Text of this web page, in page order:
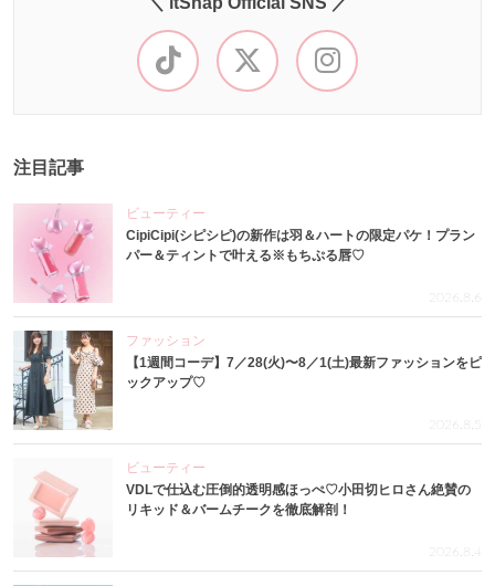
注目記事
ビューティー
CipiCipi(シピシピ)の新作は羽＆ハートの限定パケ！プラン
パー＆ティントで叶える※もちぷる唇♡
2026.8.6
ファッション
【1週間コーデ】7／28(火)〜8／1(土)最新ファッションをピ
ックアップ♡
2026.8.5
ビューティー
VDLで仕込む圧倒的透明感ほっぺ♡小田切ヒロさん絶賛の
リキッド＆バームチークを徹底解剖！
2026.8.4